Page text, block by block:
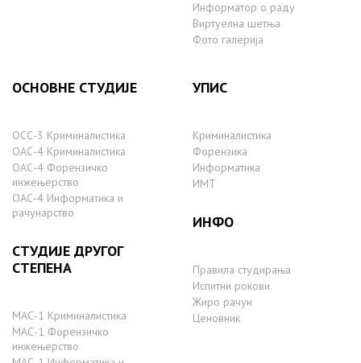
Информатор о раду
Виртуелна шетња
Фото галерија
ОСНОВНЕ СТУДИЈЕ
ОСС-3 Криминалистика
ОАС-4 Криминалистика
ОАС-4 Форензичко
инжењерство
ОАС-4 Информатика и
рачунарство
СТУДИЈЕ ДРУГОГ
СТЕПЕНА
МАС-1 Криминалистика
МАС-1 Форензичко
инжењерство
УПИС
Криминалистика
Форензика
Информатика
ИМТ
ИНФО
Правила студирања
Испитни рокови
Жиро рачун
Ценовник